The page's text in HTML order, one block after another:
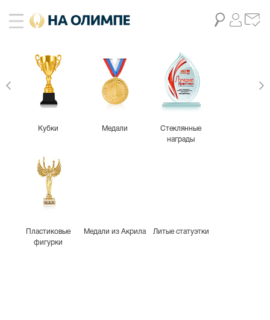
Кубки Медали
Стеклянные
награды
Пластиковые
фигурки
Медали из Акрила Литые статуэтки